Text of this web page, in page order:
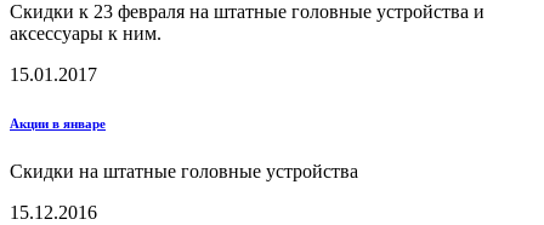
Скидки к 23 февраля на штатные головные устройства и
аксессуары к ним.
15.01.2017
Акции в январе
Скидки на штатные головные устройства
15.12.2016